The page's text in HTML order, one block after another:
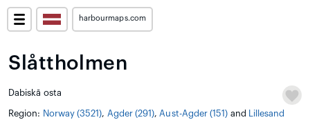
harbourmaps.com
Slåttholmen
Dabiskā osta
Region: Norway (3521), Agder (291), Aust-Agder (151) and
Lillesand